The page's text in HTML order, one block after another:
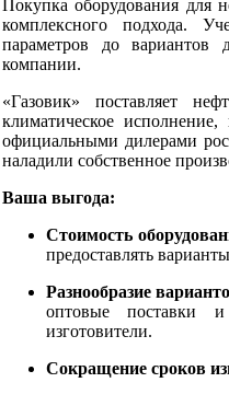
Покупка оборудования
комплексного подхода.
параметров до
компании.
«Газовик» поставляет
климатическое
официальными дилерами
наладили собственное
Ваша выгода:
Стоимость
предоставлять
Разнообразие
оптовые поставки
изготовители.
Сокращение сроков